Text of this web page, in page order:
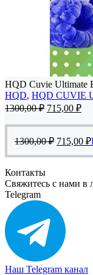
HQD Cuvie Ultimate
HQD, HQD CUVIE
1300,00₽
составляла
1300,00 ₽.
715,00 ₽
1300,00₽ 715,00 ₽
Контакты
Свяжитесь с нами в
Telegram
Наш Telegram канал